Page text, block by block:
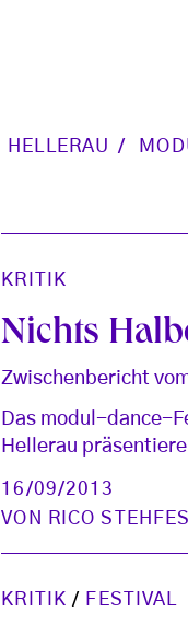
HELLERAU
KRITIK
Nichts
Zwischenbericht
Das modul-dance-
Hellerau
16/09/2013
VON
RICO
KRITIK / FESTIVAL